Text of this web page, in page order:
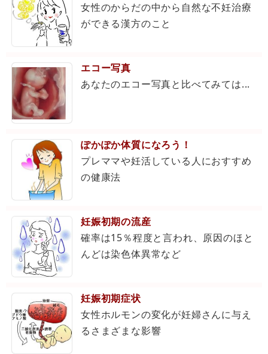
女性のからだの中から自然な不妊治療
ができる漢方のこと
エコー写真
あなたのエコー写真と比べてみては...
ぽかぽか体質になろう！
プレママや妊活している人におすすめ
の健康法
妊娠初期の流産
確率は15％程度と言われ、原因のほと
んどは染色体異常など
妊娠初期症状
女性ホルモンの変化が妊婦さんに与え
るさまざまな影響